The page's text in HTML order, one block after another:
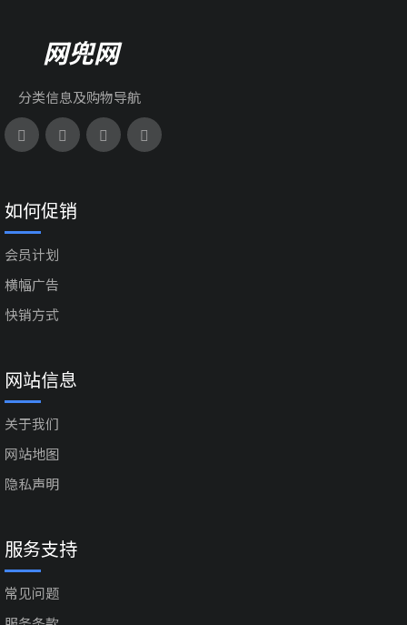
网兜网
分类信息及购物导航
如何促销
会员计划
横幅广告
快销方式
网站信息
关于我们
网站地图
隐私声明
服务支持
常见问题